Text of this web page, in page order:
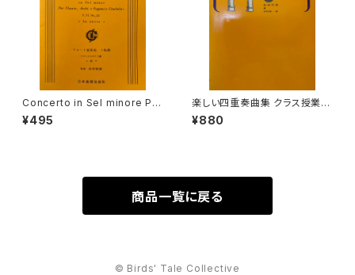
Concerto in Sel minore Per
Flaute, Archi e Organo(o C
embalo) La notte【著者：VIV
¥495
楽しい四重奏曲集 クラス授業の
ためのリコーダーアンサンブル
上【編著：田中良徳】出版社：全
¥880
商品一覧に戻る
© Birds' Tale Collective